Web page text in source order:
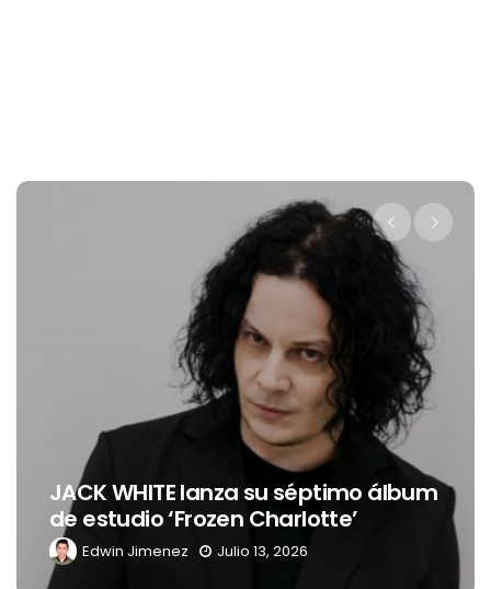
álbum
Levi’s® presenta a Belinda
nueva embajadora para
Latinoamérica
Edwin Jimenez